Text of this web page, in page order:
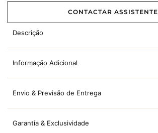
CONTACTAR ASSISTENTE
Descrição
Informação Adicional
Envio & Previsão de Entrega
Garantia & Exclusividade